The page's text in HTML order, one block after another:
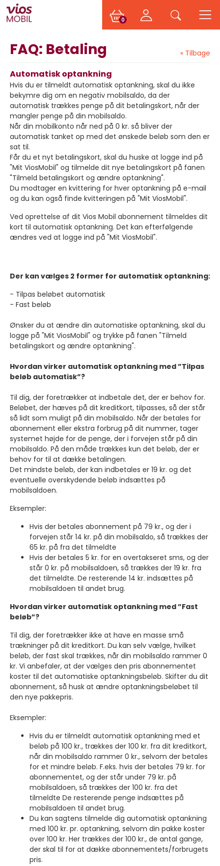
0
FAQ: Betaling « Tilbage
Automatisk optankning
Hvis du er tilmeldt automatisk optankning, skal du ikke
bekymre dig om en negativ mobilsaldo, da der
automatisk trækkes penge på dit betalingskort, når der
mangler penge på din mobilsaldo.
Når din mobilkonto når ned på 0 kr. så bliver der
automatisk tanket op med det ønskede beløb som den er
sat til.
Får du et nyt betalingskort, skal du huske at logge ind på
"Mit ViosMobil" og tilmelde dit nye betalingskort på fanen
"Tilmeld betalingskort og ændre optankning".
Du modtager en kvittering for hver optankning på e-mail
og du kan også finde kvitteringen på "Mit ViosMobil".
Ved oprettelse af dit Vios Mobil abonnement tilmeldes dit
kort til automatisk optankning. Det kan efterfølgende
ændres ved at logge ind på "Mit ViosMobil".
Der kan vælges 2 former for automatisk optankning:
- Tilpas beløbet automatisk
- Fast beløb
Ønsker du at ændre din automatiske optankning, skal du
logge på "Mit ViosMobil" og trykke på fanen "Tilmeld
betalingskort og ændre optankning".
Hvordan virker automatisk optankning med ”Tilpas
beløb automatisk”?
Til dig, der foretrækker at indbetale det, der er behov for.
Beløbet, der hæves på dit kreditkort, tilpasses, så der står
så lidt som muligt på din mobilsaldo. Når der betales for
abonnement eller ekstra forbrug på dit nummer, tager
systemet højde for de penge, der i forvejen står på din
mobilsaldo. På den måde trækkes kun det beløb, der er
behov for til at dække betalingen.
Det mindste beløb, der kan indbetales er 19 kr. og det
eventuelle overskydende beløb indsættes på
mobilsaldoen.
Eksempler:
Hvis der betales abonnement på 79 kr., og der i
forvejen står 14 kr. på din mobilsaldo, så trækkes der
65 kr. på fra det tilmeldte
Hvis der betales 5 kr. for en overtakseret sms, og der
står 0 kr. på mobilsaldoen, så trækkes der 19 kr. fra
det tilmeldte. De resterende 14 kr. indsættes på
mobilsaldoen til andet brug.
Hvordan virker automatisk optankning med ”Fast
beløb”?
Til dig, der foretrækker ikke at have en masse små
trækninger på dit kreditkort. Du kan selv vælge, hvilket
beløb, der fast skal trækkes, når din mobilsaldo rammer 0
kr. Vi anbefaler, at der vælges den pris abonnementet
koster til det automatiske optankningsbeløb. Skifter du dit
abonnement, så husk at ændre optankningsbeløbet til
den nye pakkepris.
Eksempler:
Hvis du er tilmeldt automatisk optankning med et
beløb på 100 kr., trækkes der 100 kr. fra dit kreditkort,
når din mobilsaldo rammer 0 kr., selvom der betales
for et mindre beløb. F.eks. hvis der betales 79 kr. for
abonnementet, og der står under 79 kr. på
mobilsaldoen, så trækkes der 100 kr. fra det
tilmeldte De resterende penge indsættes på
mobilsaldoen til andet brug.
Du kan sagtens tilmelde dig automatisk optankning
med 100 kr. pr. optankning, selvom din pakke koster
over 100 kr. Her trækkes der 100 kr., de antal gange,
der skal til for at dække abonnementets/forbrugets
pris.